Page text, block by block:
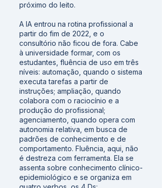
próximo do leito.
A IA entrou na rotina profissional a
partir do fim de 2022, e o
consultório não ficou de fora. Cabe
à universidade formar, com os
estudantes, fluência de uso em três
níveis: automação, quando o sistema
executa tarefas a partir de
instruções; ampliação, quando
colabora com o raciocínio e a
produção do profissional;
agenciamento, quando opera com
autonomia relativa, em busca de
padrões de conhecimento e de
comportamento. Fluência, aqui, não
é destreza com ferramenta. Ela se
assenta sobre conhecimento clínico-
epidemiológico e se organiza em